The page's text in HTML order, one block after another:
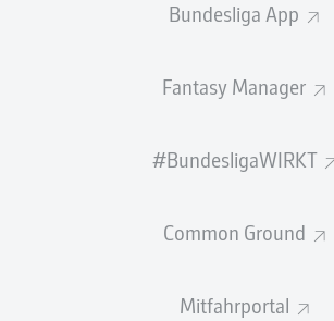
Bundesliga App
Fantasy Manager
#BundesligaWIRKT
Common Ground
MitfahrportalRemo Freuler
Granit Xhaka